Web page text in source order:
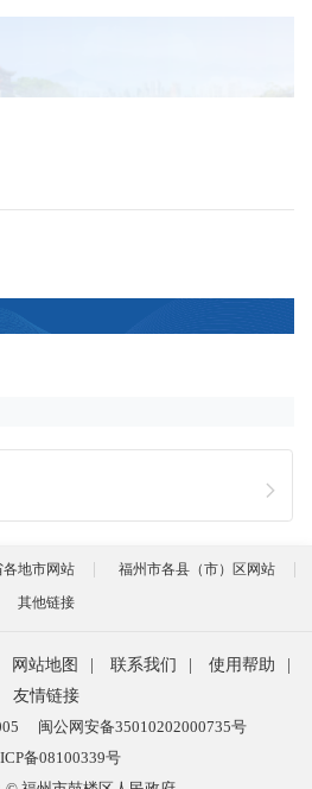
各地市网站
福州市各县（市）区网站
其他链接
网站地图 联系我们 使用帮助
友情链接
闽公网安备35010202000735号
备08100339号